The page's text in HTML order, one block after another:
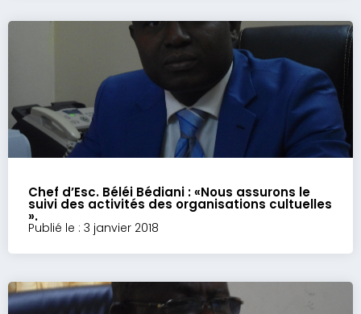
Chef d’Esc. Béléi Bédiani : «Nous assurons le
suivi des activités des organisations cultuelles
».
Publié le : 3 janvier 2018